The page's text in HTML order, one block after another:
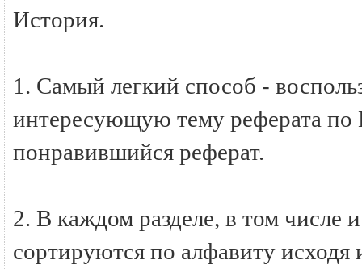
История.
1. Самый легкий способ -
интересующую тему реферата по
понравившийся реферат.
2. В каждом разделе, в том числе
сортируются по алфавиту исходя